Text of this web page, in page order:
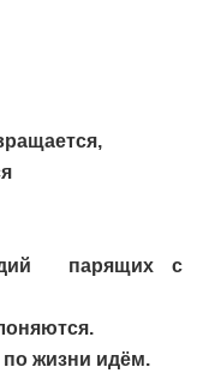
парящих с
по жизни идём.